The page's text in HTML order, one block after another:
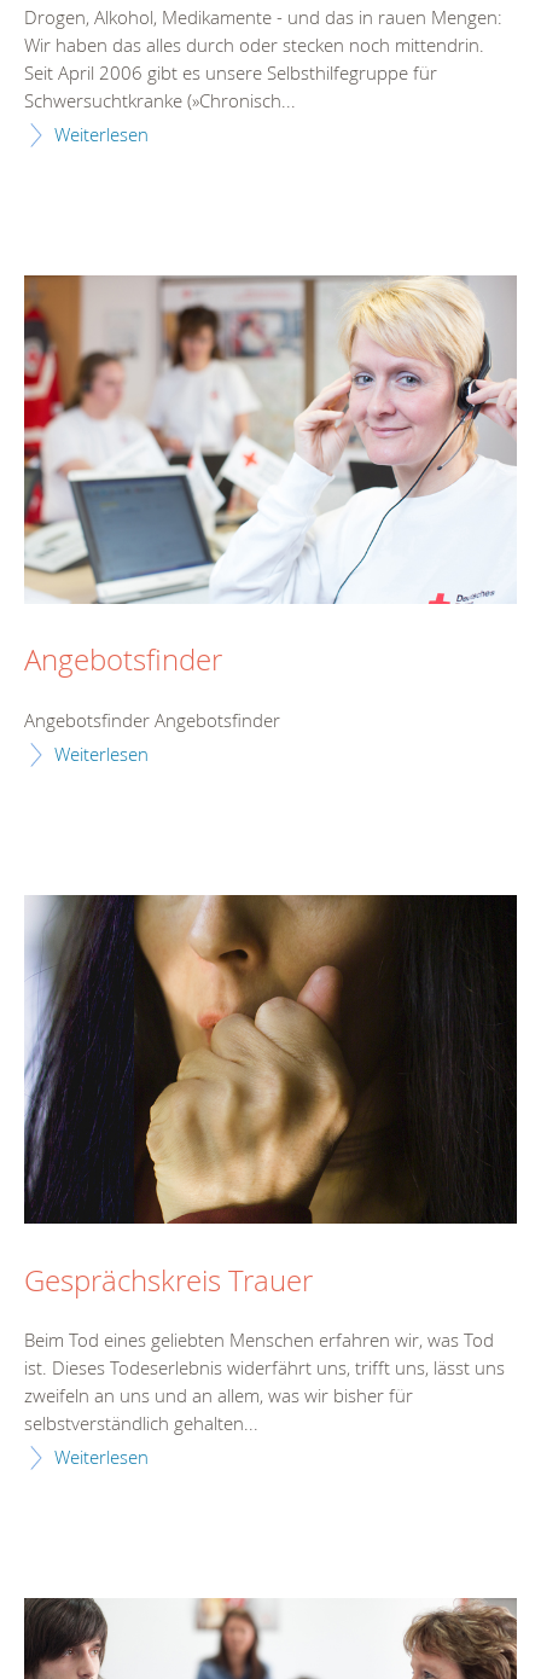
Drogen, Alkohol, Medikamente - und das in rauen Mengen:
Wir haben das alles durch oder stecken noch mittendrin.
Seit April 2006 gibt es unsere Selbsthilfegruppe für
Schwersuchtkranke (»Chronisch...
Weiterlesen
Angebotsfinder
Angebotsfinder Angebotsfinder
Weiterlesen
Gesprächskreis Trauer
Beim Tod eines geliebten Menschen erfahren wir, was Tod
ist. Dieses Todeserlebnis widerfährt uns, trifft uns, lässt uns
zweifeln an uns und an allem, was wir bisher für
selbstverständlich gehalten...
Weiterlesen